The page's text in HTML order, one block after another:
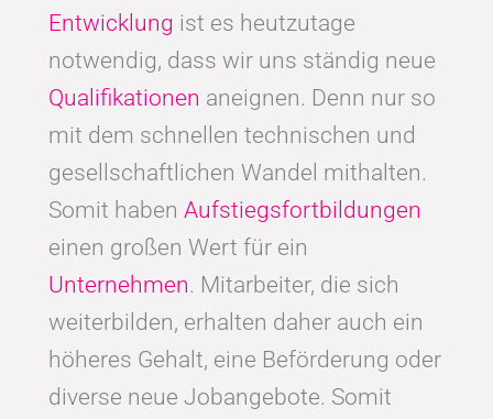
Entwicklung ist es heutzutage
notwendig, dass wir uns ständig neue
Qualifikationen aneignen. Denn nur so
mit dem schnellen technischen und
gesellschaftlichen Wandel mithalten.
Somit haben Aufstiegsfortbildungen
einen großen Wert für ein
Unternehmen. Mitarbeiter, die sich
weiterbilden, erhalten daher auch ein
höheres Gehalt, eine Beförderung oder
diverse neue Jobangebote. Somit